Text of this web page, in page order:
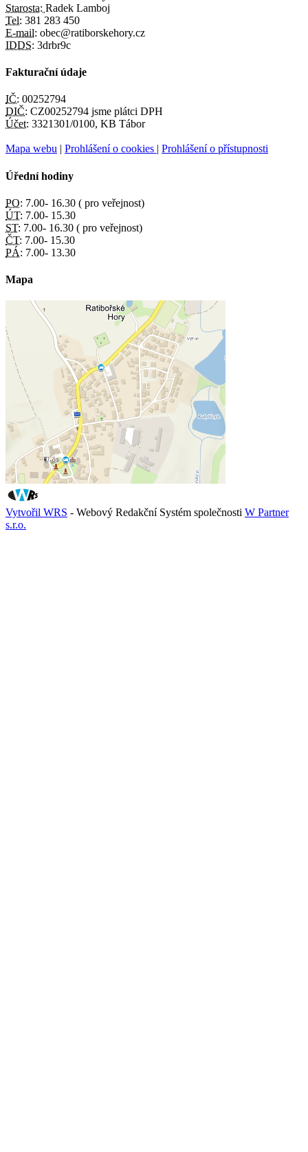
Starosta: Radek Lamboj
Tel: 381 283 450
E-mail: obec@ratiborskehory.cz
IDDS: 3drbr9c
Fakturační údaje
IČ: 00252794
DIČ: CZ00252794 jsme plátci DPH
Účet: 3321301/0100, KB Tábor
Mapa webu | Prohlášení o cookies | Prohlášení o přístupnosti
Úřední hodiny
PO: 7.00- 16.30 ( pro veřejnost)
ÚT: 7.00- 15.30
ST: 7.00- 16.30 ( pro veřejnost)
ČT: 7.00- 15.30
PÁ: 7.00- 13.30
Mapa
Vytvořil WRS - Webový Redakční Systém společnosti W Partner
s.r.o.